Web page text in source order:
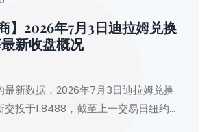
】2026年7月3日迪拉姆兑换
新收盘概况
最新数据，2026年7月3日迪拉姆兑换
交投于1.8488，截至上一交易日纽约